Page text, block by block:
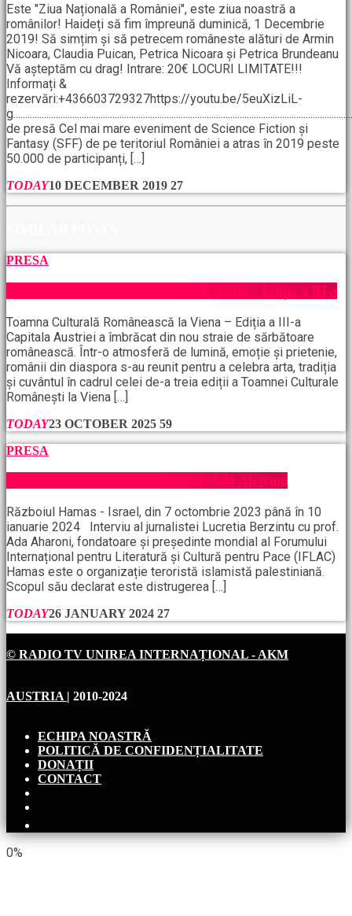
Este "Ziua Națională a României", este ziua noastră a
românilor! Haideți să fim împreună duminică, 1 Decembrie
2019! Să simțim și să petrecem româneste alături de Armin
Nicoara, Claudia Puican, Petrica Nicoara și Petrica Brundeanu
Vă așteptăm cu drag! Intrare: 20€ LOCURI LIMITATE!!!
Informați &
rezervări:+436603729327https://youtu.be/5euXizLiL-
de presă Cel mai mare eveniment de Science Fiction și
Fantasy (SFF) de pe teritoriul României a atras în 2019 peste
50.000 de participanți, […]
TODAY10 DECEMBER 2019 27
PRESA
Toamna Culturală Românească la Viena – Ediția a III-a
Toamna Culturală Românească la Viena – Ediția a III-a
Capitala Austriei a îmbrăcat din nou straie de sărbătoare
românească. Într-o atmosferă de lumină, emoție și prietenie,
românii din diaspora s-au reunit pentru a celebra arta, tradiția
și cuvântul în cadrul celei de-a treia ediții a Toamnei Culturale
Românești la Viena […]
TODAY23 OCTOBER 2025 59
PRESA
Războiul Hamas, interviu cu prof. Ada Aharoni
Războiul Hamas - Israel, din 7 octombrie 2023 până în 10
ianuarie 2024 Interviu al jurnalistei Lucretia Berzintu cu prof.
Ada Aharoni, fondatoare și președinte mondial al Forumului
Internațional pentru Literatură și Cultură pentru Pace (IFLAC)
Hamas este o organizație teroristă islamistă palestiniană.
Scopul său declarat este distrugerea […]
TODAY26 JANUARY 2024 27
© RADIO TV UNIREA INTERNAȚIONAL - AKM
AUSTRIA | 2010-2024
ECHIPA NOASTRĂ
POLITICĂ DE CONFIDENȚIALITATE
DONAȚII
CONTACT
0%